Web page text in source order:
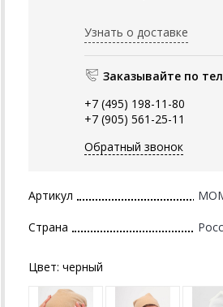
Узнать о доставке
Заказывайте по
+7 (495) 198-11-80
+7 (905) 561-25-11
Обратный звонок
Артикул
Страна
Цвет: черный